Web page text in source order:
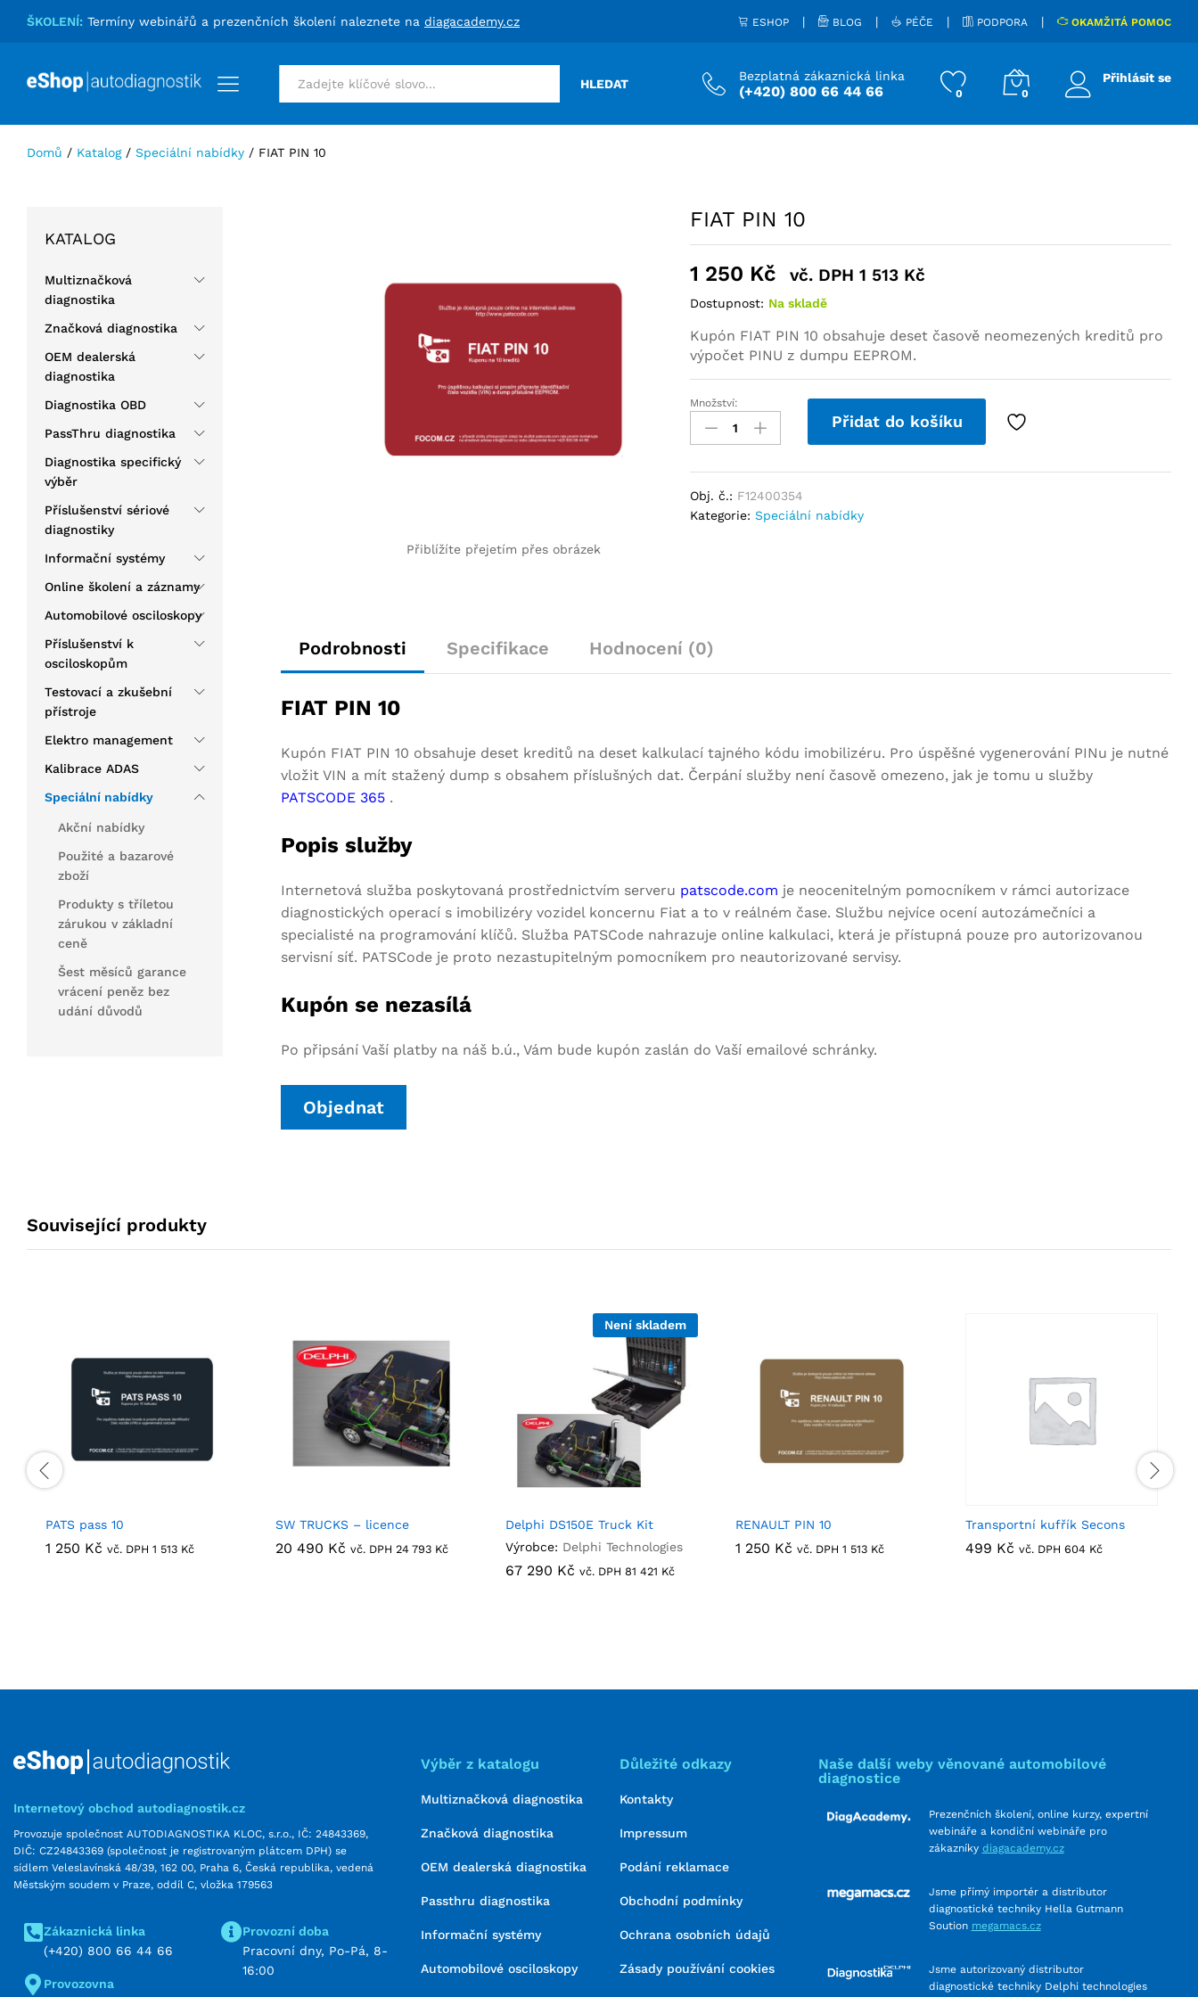
ŠKOLENÍ: Termíny webinářů a prezenčních školení naleznete na diagacademy.cz ESHOP | BLOG | PÉČE | PODPORA | OKAMŽITÁ POMOC
Vše HLEDAT
Bezplatná zákaznická linka
(+420) 800 66 44 66 0 0
Přihlásit se
Domů / Katalog / Speciální nabídky / FIAT PIN 10
Přiblížíte přejetím přes obrázek
FIAT PIN 10
1 250 Kč vč. DPH1 513 Kč
Dostupnost: Na skladě
Kupón FIAT PIN 10 obsahuje deset časově neomezených kreditů pro
výpočet PINU z dumpu EEPROM.
Množství:
Přidat do košíku
Obj. č.: F12400354
Kategorie:Speciální nabídky
Podrobnosti Specifikace Hodnocení (0)
FIAT PIN 10
Kupón FIAT PIN 10 obsahuje deset kreditů na deset kalkulací tajného kódu imobilizéru. Pro úspěšné vygenerování PINu je nutné
vložit VIN a mít stažený dump s obsahem příslušných dat. Čerpání služby není časově omezeno, jak je tomu u služby
PATSCODE 365.
Popis služby
Internetová služba poskytovaná prostřednictvím serveru patscode.com je neocenitelným pomocníkem v rámci autorizace
diagnostických operací s imobilizéry vozidel koncernu Fiat a to v reálném čase. Službu nejvíce ocení autozámečníci a
specialisté na programování klíčů. Služba PATSCode nahrazuje online kalkulaci, která je přístupná pouze pro autorizovanou
servisní síť. PATSCode je proto nezastupitelným pomocníkem pro neautorizované servisy.
Kupón se nezasílá
Po připsání Vaší platby na náš b.ú., Vám bude kupón zaslán do Vaší emailové schránky.
Objednat
KATALOG
Multiznačková
diagnostika
Značková diagnostika
OEM dealerská
diagnostika
Diagnostika OBD
PassThru diagnostika
Diagnostika specifický
výběr
Příslušenství sériové
diagnostiky
Informační systémy
Online školení a záznamy
Automobilové osciloskopy
Příslušenství k
osciloskopům
Testovací a zkušební
přístroje
Elektro management
Kalibrace ADAS
Speciální nabídky
Akční nabídky
Použité a bazarové
zboží
Produkty s tříletou
zárukou v základní
ceně
Šest měsíců garance
vrácení peněz bez
udání důvodů
Související produkty
PATS pass 10
1 250 Kč vč. DPH 1 513 Kč
1 250 Kč 1 513 Kč
SW TRUCKS – licence
20 490 Kč vč. DPH 24 793 Kč
20 490 Kč 24 793 Kč
Není skladem
Delphi DS150E Truck Kit
Výrobce: Delphi Technologies
67 290 Kč vč. DPH 81 421 Kč
67 290 Kč 81 421 Kč
RENAULT PIN 10
1 250 Kč vč. DPH 1 513 Kč
1 250 Kč 1 513 Kč
Transportní kufřík Secons
499 Kč vč. DPH 604 Kč
499 Kč 604 Kč
Internetový obchod autodiagnostik.cz
Provozuje společnost AUTODIAGNOSTIKA KLOC, s.r.o., IČ: 24843369,
DIČ: CZ24843369 (společnost je registrovaným plátcem DPH) se
sídlem Veleslavínská 48/39, 162 00, Praha 6, Česká republika, vedená
Městským soudem v Praze, oddíl C, vložka 179563
Zákaznická linka
(+420) 800 66 44 66
Provozovna
Provozní doba
Pracovní dny, Po-Pá, 8-
16:00
Výběr z katalogu
Multiznačková diagnostika
Značková diagnostika
OEM dealerská diagnostika
Passthru diagnostika
Informační systémy
Automobilové osciloskopy
Důležité odkazy
Kontakty
Impressum
Podání reklamace
Obchodní podmínky
Ochrana osobních údajů
Zásady používání cookies
Naše další weby věnované automobilové
diagnostice
Prezenčních školení, online kurzy, expertní
webináře a kondiční webináře pro
zákazníky diagacademy.cz
Jsme přímý importér a distributor
diagnostické techniky Hella Gutmann
Soution megamacs.cz
Jsme autorizovaný distributor
diagnostické techniky Delphi technologies
Podrobnosti Specifikace Hodnocení (0)
1 250 Kč vč. DPH1 513Kč Přidat do košíku